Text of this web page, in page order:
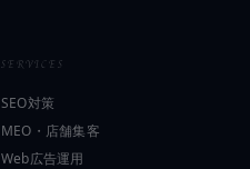
SERVICES
SEO対策
MEO・店舗集客
Web広告運用